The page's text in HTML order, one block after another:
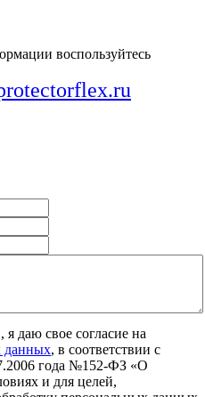
воспользуйтесь
даю свое согласие на
данных, в соответствии с
года №152-ФЗ «О
и для целей,